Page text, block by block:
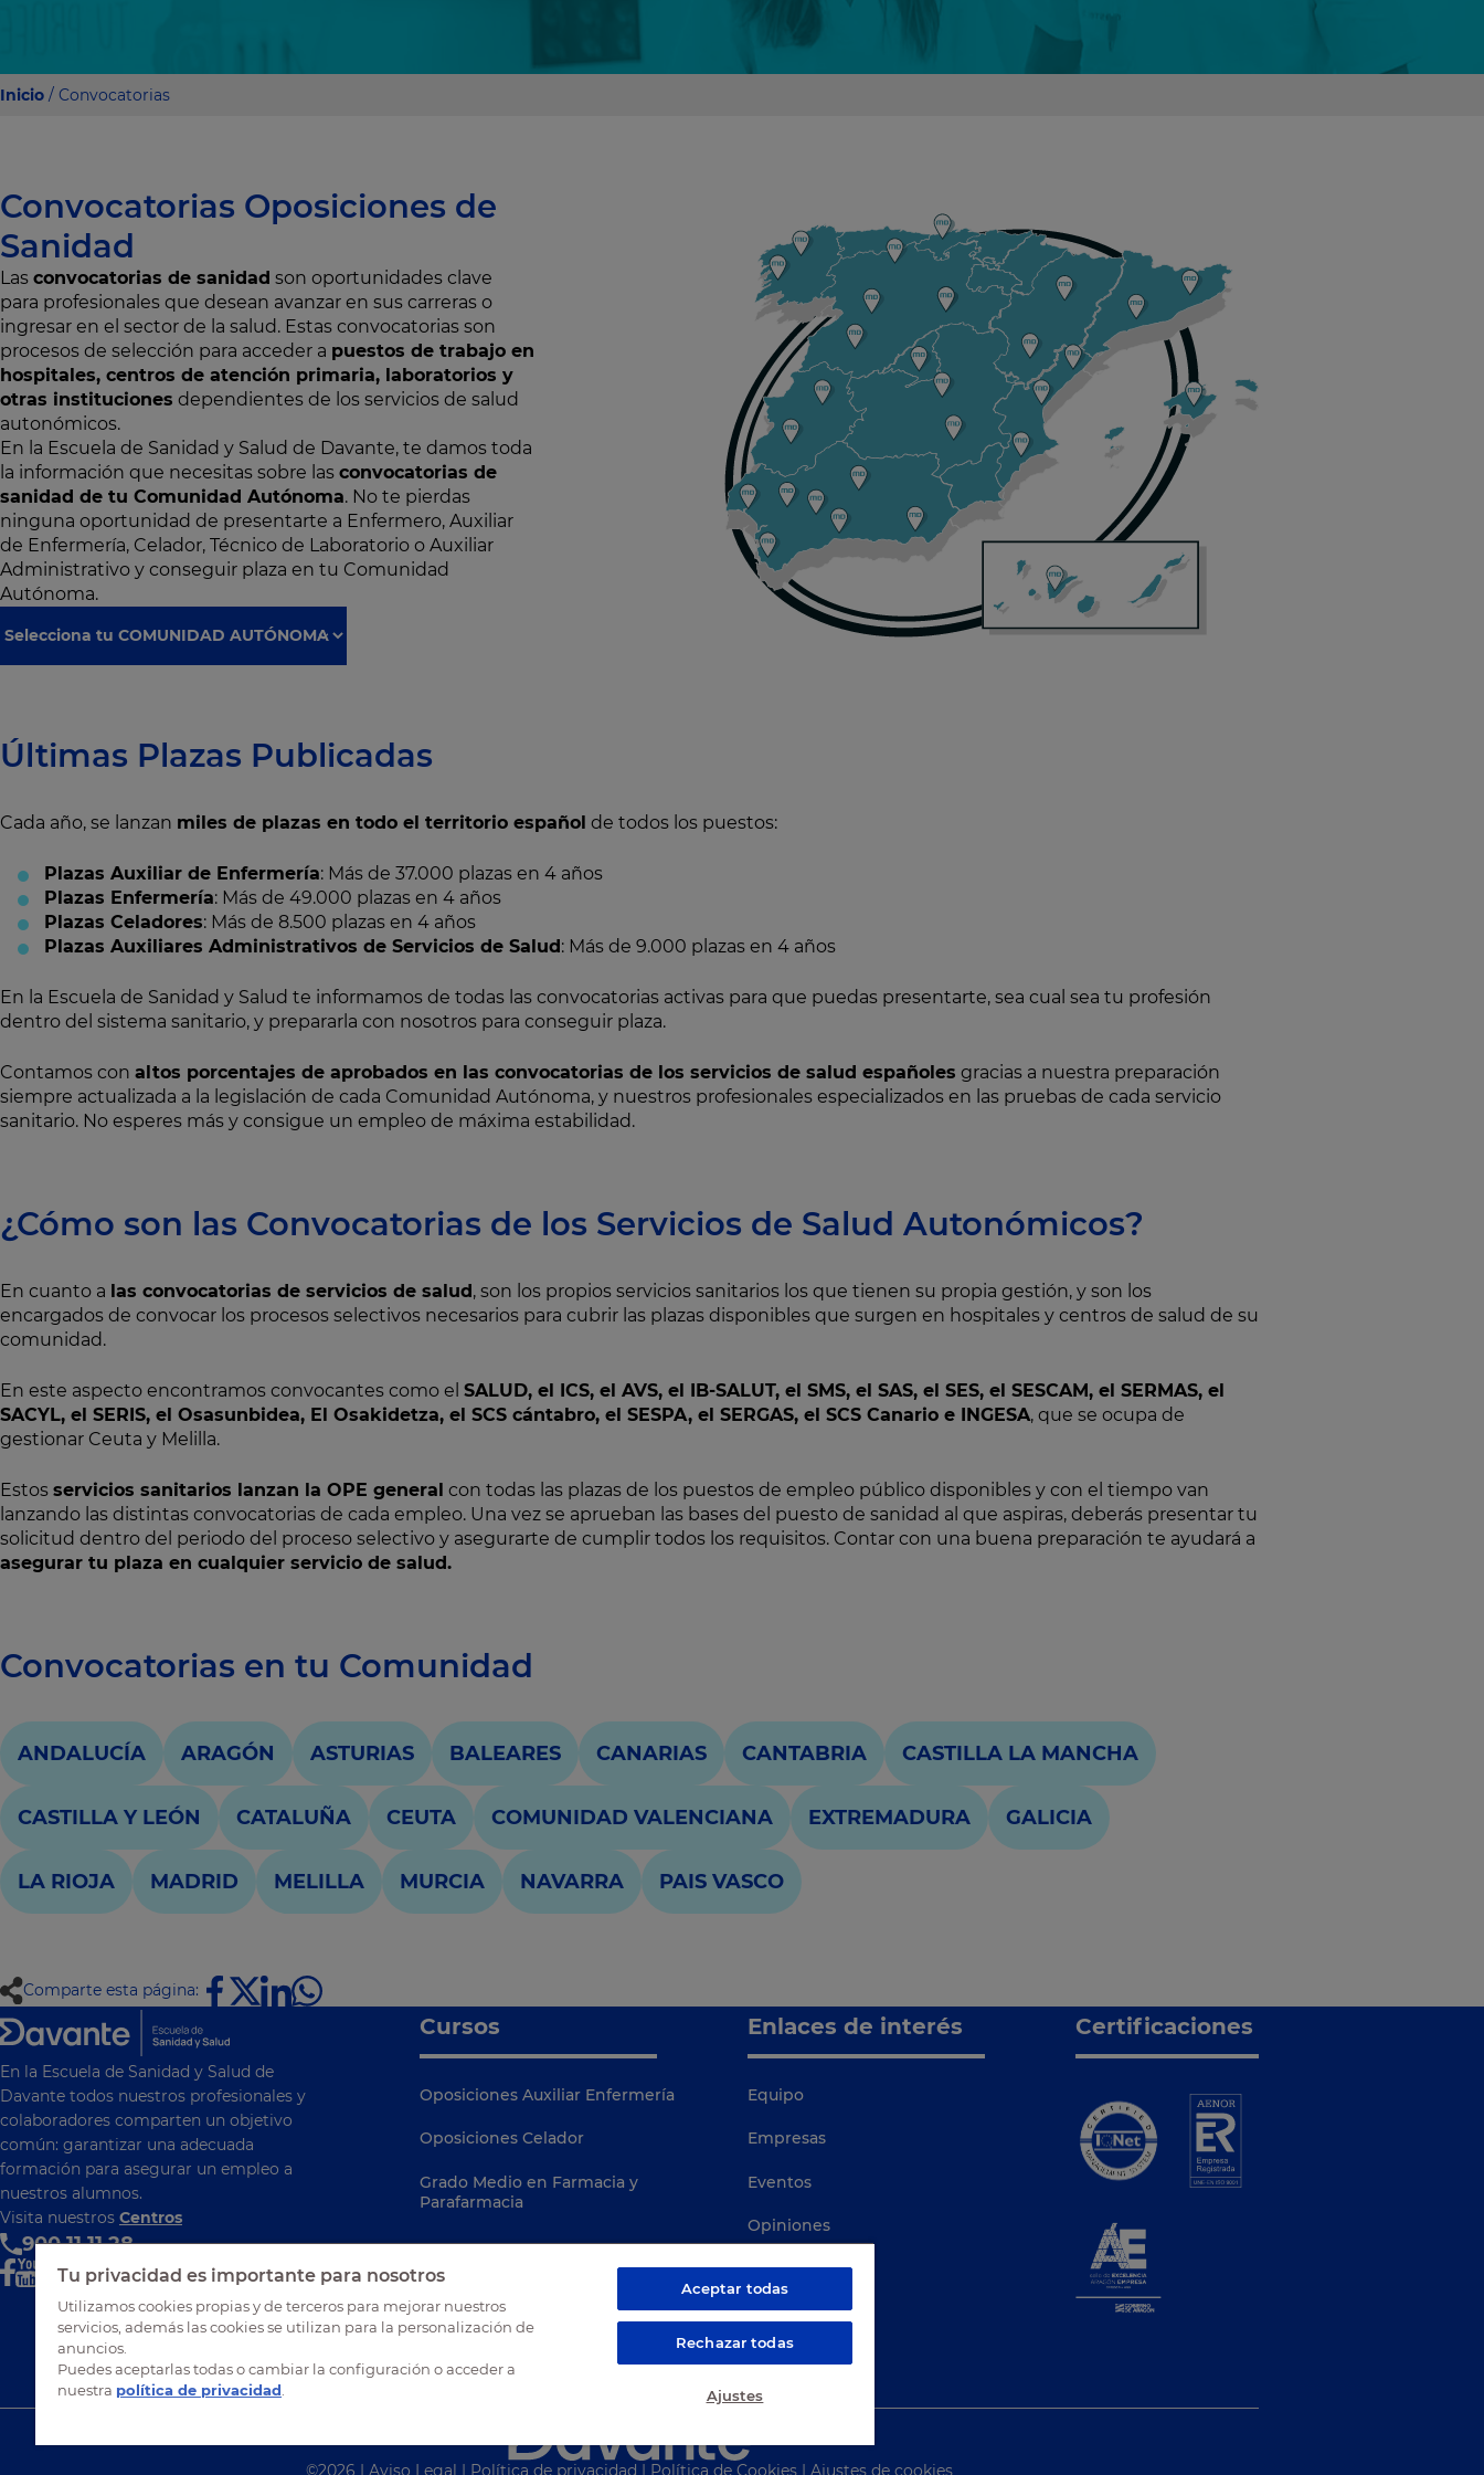
Inicio / Convocatorias
Convocatorias Oposiciones de
Sanidad
Las convocatorias de sanidad son oportunidades clave
para profesionales que desean avanzar en sus carreras o
ingresar en el sector de la salud. Estas convocatorias son
procesos de selección para acceder a puestos de trabajo en
hospitales, centros de atención primaria, laboratorios y
otras instituciones dependientes de los servicios de salud
autonómicos.
En la Escuela de Sanidad y Salud de Davante, te damos toda
la información que necesitas sobre las convocatorias de
sanidad de tu Comunidad Autónoma. No te pierdas
ninguna oportunidad de presentarte a Enfermero, Auxiliar
de Enfermería, Celador, Técnico de Laboratorio o Auxiliar
Administrativo y conseguir plaza en tu Comunidad
Autónoma.
Últimas Plazas Publicadas
Cada año, se lanzan miles de plazas en todo el territorio español de todos los puestos:
Plazas Auxiliar de Enfermería: Más de 37.000 plazas en 4 años
Plazas Enfermería: Más de 49.000 plazas en 4 años
Plazas Celadores: Más de 8.500 plazas en 4 años
Plazas Auxiliares Administrativos de Servicios de Salud: Más de 9.000 plazas en 4 años
En la Escuela de Sanidad y Salud te informamos de todas las convocatorias activas para que puedas presentarte, sea cual sea tu profesión
dentro del sistema sanitario, y prepararla con nosotros para conseguir plaza.
Contamos con altos porcentajes de aprobados en las convocatorias de los servicios de salud españoles gracias a nuestra preparación
siempre actualizada a la legislación de cada Comunidad Autónoma, y nuestros profesionales especializados en las pruebas de cada servicio
sanitario. No esperes más y consigue un empleo de máxima estabilidad.
¿Cómo son las Convocatorias de los Servicios de Salud Autonómicos?
En cuanto a las convocatorias de servicios de salud, son los propios servicios sanitarios los que tienen su propia gestión, y son los
encargados de convocar los procesos selectivos necesarios para cubrir las plazas disponibles que surgen en hospitales y centros de salud de su
comunidad.
En este aspecto encontramos convocantes como el SALUD, el ICS, el AVS, el IB-SALUT, el SMS, el SAS, el SES, el SESCAM, el SERMAS, el
SACYL, el SERIS, el Osasunbidea, El Osakidetza, el SCS cántabro, el SESPA, el SERGAS, el SCS Canario e INGESA, que se ocupa de
gestionar Ceuta y Melilla.
Estos servicios sanitarios lanzan la OPE general con todas las plazas de los puestos de empleo público disponibles y con el tiempo van
lanzando las distintas convocatorias de cada empleo. Una vez se aprueban las bases del puesto de sanidad al que aspiras, deberás presentar tu
solicitud dentro del periodo del proceso selectivo y asegurarte de cumplir todos los requisitos. Contar con una buena preparación te ayudará a
asegurar tu plaza en cualquier servicio de salud.
Convocatorias en tu Comunidad
ANDALUCÍA ARAGÓN ASTURIAS BALEARES CANARIAS CANTABRIA CASTILLA LA MANCHA
CASTILLA Y LEÓN CATALUÑA CEUTA COMUNIDAD VALENCIANA EXTREMADURA GALICIA
LA RIOJA MADRID MELILLA MURCIA NAVARRA PAIS VASCO
Comparte esta página:
En la Escuela de Sanidad y Salud de
Davante todos nuestros profesionales y
colaboradores comparten un objetivo
común: garantizar una adecuada
formación para asegurar un empleo a
nuestros alumnos.
Visita nuestros Centros
900 11 11 28
Cursos
Oposiciones Auxiliar Enfermería
Oposiciones Celador
Grado Medio en Farmacia y
Parafarmacia
Enlaces de interés
Equipo
Empresas
Eventos
Opiniones
Blog
MasterD
Certificaciones
©2026 | Aviso Legal | Política de privacidad | Política de Cookies | Ajustes de cookies
Tu privacidad es importante para nosotros
Utilizamos cookies propias y de terceros para mejorar nuestros
servicios, además las cookies se utilizan para la personalización de
anuncios.
Puedes aceptarlas todas o cambiar la configuración o acceder a
nuestra política de privacidad
Aceptar todas
Rechazar todas
Ajustes